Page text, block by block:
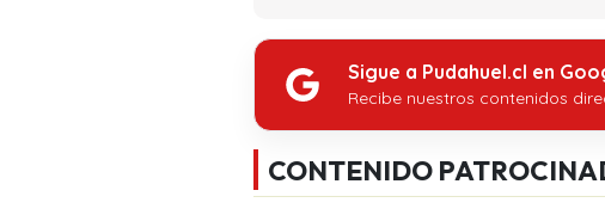
Sigue a Pudahuel.cl en
Recibe nuestros contenidos
CONTENIDO